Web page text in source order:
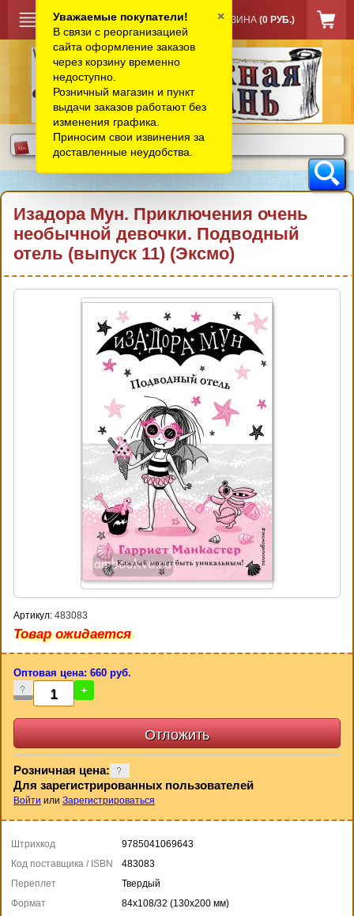
КОРЗИНА (0 РУБ.)
Изадора Мун. Приключения очень
необычной девочки. Подводный
отель (выпуск 11) (Эксмо)
Артикул: 483083
Товар ожидается
Оптовая цена: 660 руб.
- +
Розничная цена:
Для зарегистрированных пользователей
Войти или Зарегистрироваться
Штрихкод
9785041069643
Код поставщика / ISBN
483083
Переплет
Твердый
Формат
84x108/32 (130x200 мм)
Уважаемые покупатели!
В связи с реорганизацией
сайта оформление заказов
через корзину временно
недоступно.
Розничный магазин и пункт
выдачи заказов работают без
изменения графика.
Приносим свои извинения за
доставленные неудобства.
×